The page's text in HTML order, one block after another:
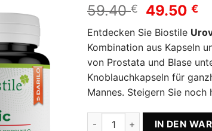
59.40€
war:
59.40 €
49.50€
Entdecken Sie Biostile
Kombination aus Kapseln
von Prostata und Blase
Knoblauchkapseln für
Mannes. Steigern Sie noch
Urovit Komplett +IN DEN